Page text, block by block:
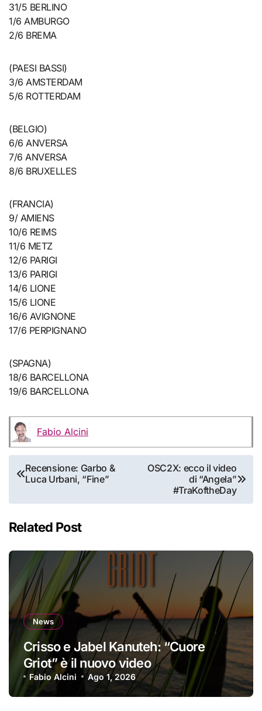
31/5 BERLINO
1/6 AMBURGO
2/6 BREMA
(PAESI BASSI)
3/6 AMSTERDAM
5/6 ROTTERDAM
(BELGIO)
6/6 ANVERSA
7/6 ANVERSA
8/6 BRUXELLES
(FRANCIA)
9/ AMIENS
10/6 REIMS
11/6 METZ
12/6 PARIGI
13/6 PARIGI
14/6 LIONE
15/6 LIONE
16/6 AVIGNONE
17/6 PERPIGNANO
(SPAGNA)
18/6 BARCELLONA
19/6 BARCELLONA
Fabio Alcini
Navigazione
articoli
Recensione: Garbo &
Luca Urbani, “Fine”
OSC2X: ecco il video
di “Angela”
#TraKoftheDay
Related Post
News
Crisso e Jabel Kanuteh: “Cuore
Griot” è il nuovo video
Fabio Alcini Ago 1, 2026